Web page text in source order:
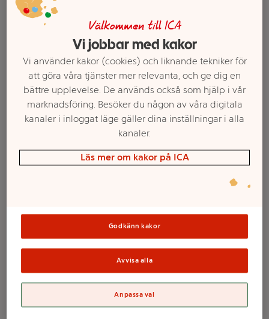
S-märken Salt 70g
Candypeople
Varumärke
Välj butik och handla
Sortimentet kan variera mellan butikerna
Välkommen till ICA
Vi jobbar med kakor
Vi använder kakor (cookies) och liknande tekniker för
att göra våra tjänster mer relevanta, och ge dig en
bättre upplevelse. De används också som hjälp i vår
marknadsföring. Besöker du någon av våra digitala
kanaler i inloggat läge gäller dina inställningar i alla
kanaler.
Läs mer om kakor på ICA
Godkänn kakor
Avvisa alla
Anpassa val